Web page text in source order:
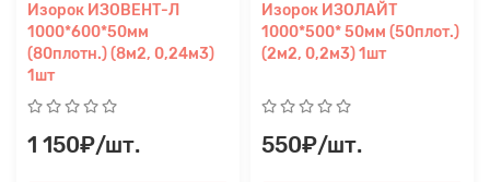
Изорок ИЗОВЕНТ-Л
1000*600*50мм
(80плотн.) (8м2, 0,24м3)
1шт
1 150₽/шт.
Изорок ИЗОЛАЙТ
1000*500* 50мм (50плот.)
(2м2, 0,2м3) 1шт
550₽/шт.